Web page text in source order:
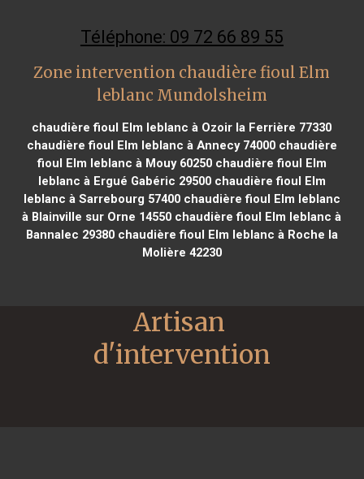
Téléphone: 09 72 66 89 55
Zone intervention chaudière fioul Elm
leblanc Mundolsheim
chaudière fioul Elm leblanc à Ozoir la Ferrière 77330
chaudière fioul Elm leblanc à Annecy 74000chaudière
fioul Elm leblanc à Mouy 60250chaudière fioul Elm
leblanc à Ergué Gabéric 29500chaudière fioul Elm
leblanc à Sarrebourg 57400chaudière fioul Elm leblanc
à Blainville sur Orne 14550 chaudière fioul Elm leblanc à
Bannalec 29380chaudière fioul Elm leblanc à Roche la
Molière 42230
Artisan
d'intervention